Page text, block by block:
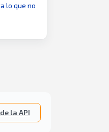
lo que no
la API